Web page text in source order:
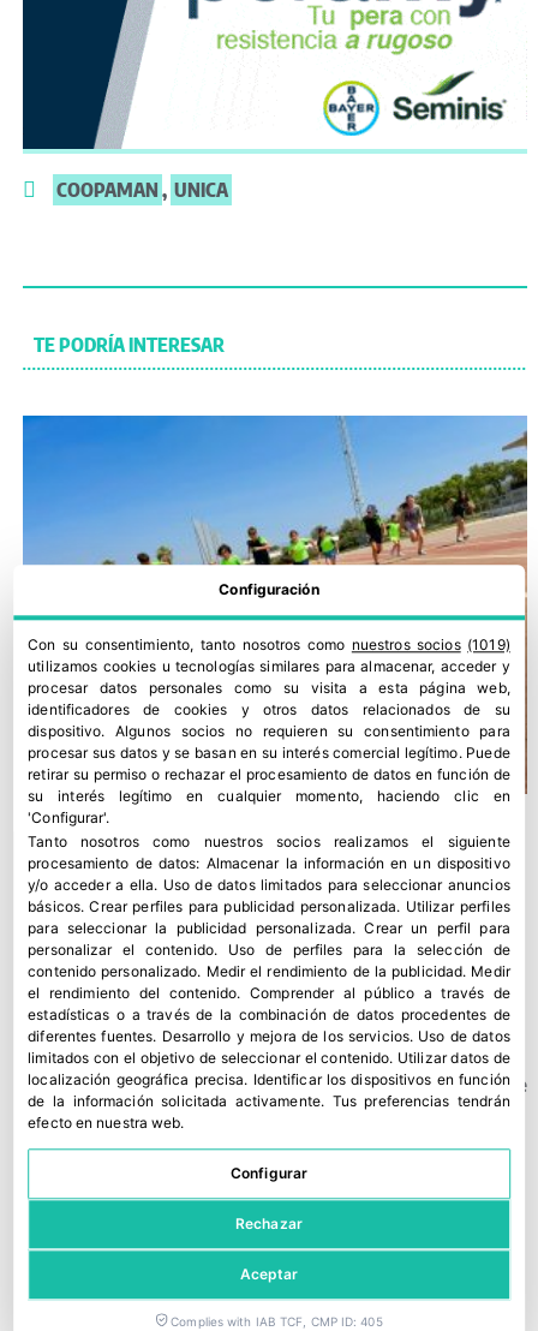
COOPAMAN , UNICA
TE PODRÍA INTERESAR
UNICA facilita la conciliación de su plantilla con una escuela de
verano gratuita
Configuración
Con su consentimiento, tanto nosotros como nuestros socios (1019)
utilizamos cookies u tecnologías similares para almacenar, acceder y
procesar datos personales como su visita a esta página web,
identificadores de cookies y otros datos relacionados de su
dispositivo. Algunos socios no requieren su consentimiento para
procesar sus datos y se basan en su interés comercial legítimo. Puede
retirar su permiso o rechazar el procesamiento de datos en función de
su interés legítimo en cualquier momento, haciendo clic en
'Configurar'.
Tanto nosotros como nuestros socios realizamos el siguiente
procesamiento de datos: Almacenar la información en un dispositivo
y/o acceder a ella. Uso de datos limitados para seleccionar anuncios
básicos.Crear perfiles para publicidad personalizada. Utilizar perfiles
para seleccionar la publicidad personalizada.Crear un perfil para
personalizar el contenido. Uso de perfiles para la selección de
contenido personalizado. Medir el rendimiento de la publicidad. Medir
el rendimiento del contenido.Comprender al público a través de
estadísticas o a través de la combinación de datos procedentes de
diferentes fuentes. Desarrollo y mejora de los servicios. Uso de datos
limitados con el objetivo de seleccionar el contenido. Utilizar datos de
localización geográfica precisa. Identificar los dispositivos en función
de la información solicitada activamente. Tus preferencias tendrán
efecto en nuestra web.
Configurar
Rechazar
Aceptar
Complies with IAB TCF, CMP ID: 405